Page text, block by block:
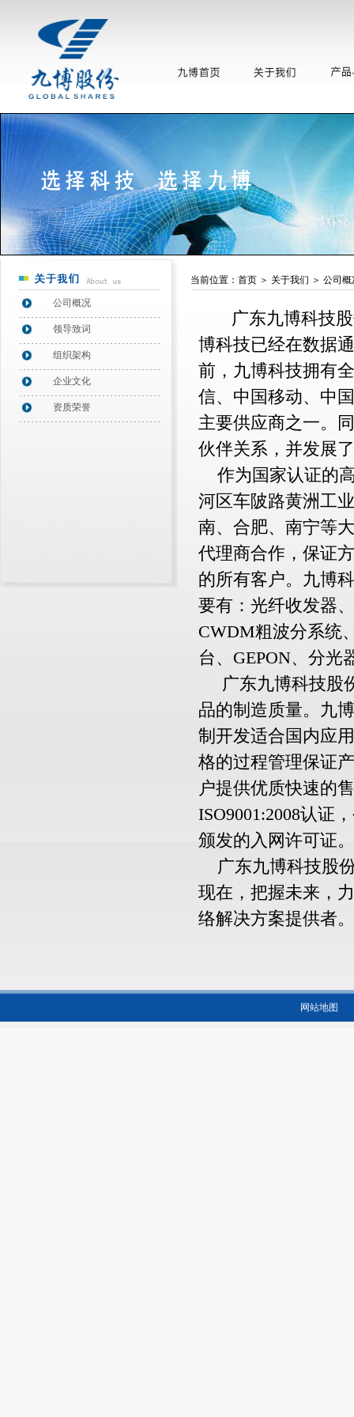
公司概况
领导致词
组织架构
企业文化
资质荣誉
当前位置：首页 ＞ 关于我们 ＞公司概
广东九博科技
博科技已经在数据
前，九博科技拥有
信、中国移动、中
主要供应商之一。
伙伴关系，并发展
作为国家认证的
河区车陂路黄洲工
南、合肥、南宁等
代理商合作，保证
的所有客户。九博
要有：光纤收发器
CWDM粗波分系统
台、GEPON、分
广东九博科技股
品的制造质量。九
制开发适合国内应
格的过程管理保证
户提供优质快速的
ISO9001:2008认证
颁发的入网许可证
广东九博科技股
现在，把握未来，
络解决方案提供者
网站地图